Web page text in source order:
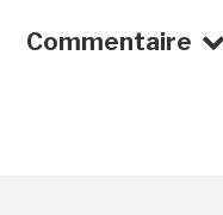
Commentaire